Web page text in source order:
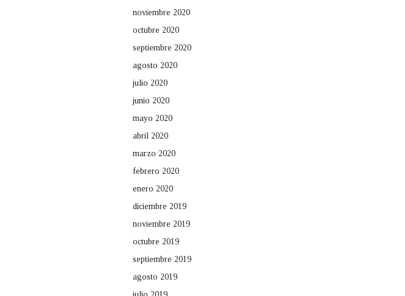
noviembre 2020
octubre 2020
septiembre 2020
agosto 2020
julio 2020
junio 2020
mayo 2020
abril 2020
marzo 2020
febrero 2020
enero 2020
diciembre 2019
noviembre 2019
octubre 2019
septiembre 2019
agosto 2019